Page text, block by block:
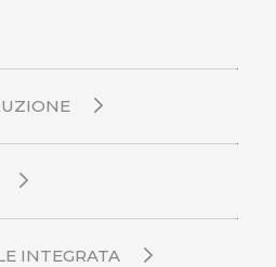
INTEGRATA